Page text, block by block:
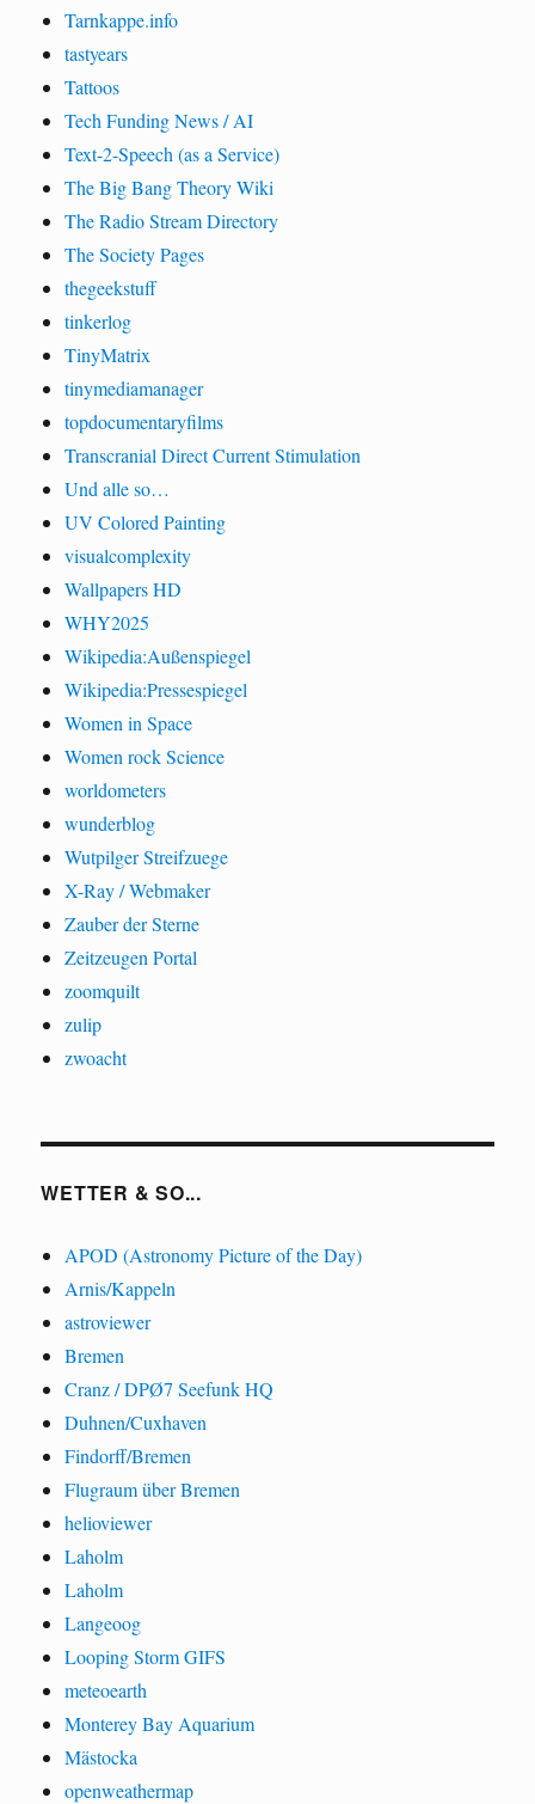
Tarnkappe.info
tastyears
Tattoos
Tech Funding News / AI
Text-2-Speech (as a Service)
The Big Bang Theory Wiki
The Radio Stream Directory
The Society Pages
thegeekstuff
tinkerlog
TinyMatrix
tinymediamanager
topdocumentaryfilms
Transcranial Direct Current Stimulation
Und alle so…
UV Colored Painting
visualcomplexity
Wallpapers HD
WHY2025
Wikipedia:Außenspiegel
Wikipedia:Pressespiegel
Women in Space
Women rock Science
worldometers
wunderblog
Wutpilger Streifzuege
X-Ray / Webmaker
Zauber der Sterne
Zeitzeugen Portal
zoomquilt
zulip
zwoacht
WETTER & SO...
APOD (Astronomy Picture of the Day)
Arnis/Kappeln
astroviewer
Bremen
Cranz / DPØ7 Seefunk HQ
Duhnen/Cuxhaven
Findorff/Bremen
Flugraum über Bremen
helioviewer
Laholm
Laholm
Langeoog
Looping Storm GIFS
meteoearth
Monterey Bay Aquarium
Mästocka
openweathermap